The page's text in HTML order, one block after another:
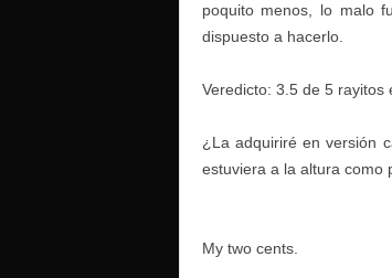
poquito menos, lo malo
dispuesto a hacerlo.
Veredicto: 3.5 de 5 rayitos
¿La adquiriré en versión
estuviera a la altura como
My two cents.